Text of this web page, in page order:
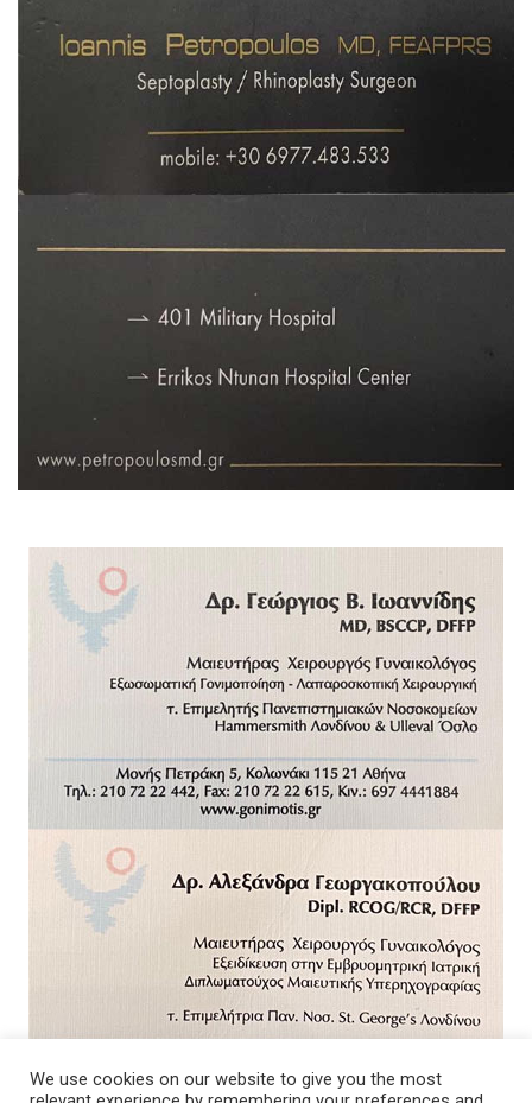
We use cookies on our website to give you the most